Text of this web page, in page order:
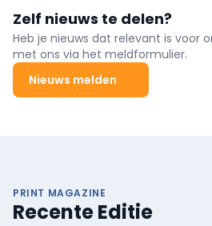
Zelf nieuws te delen?
Heb je nieuws dat relevant is voor
met ons via het meldformulier.
Nieuws melden
PRINT MAGAZINE
Recente Editie